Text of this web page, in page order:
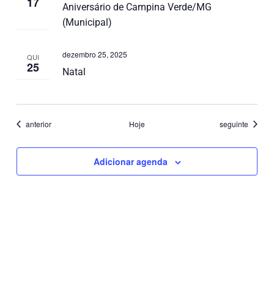
Aniversário de Campina Verde/MG
(Municipal)
QUI
25 Natal
dezembro 25, 2025
Eventos
anterior Hoje Eventos
seguinte
Adicionar agenda